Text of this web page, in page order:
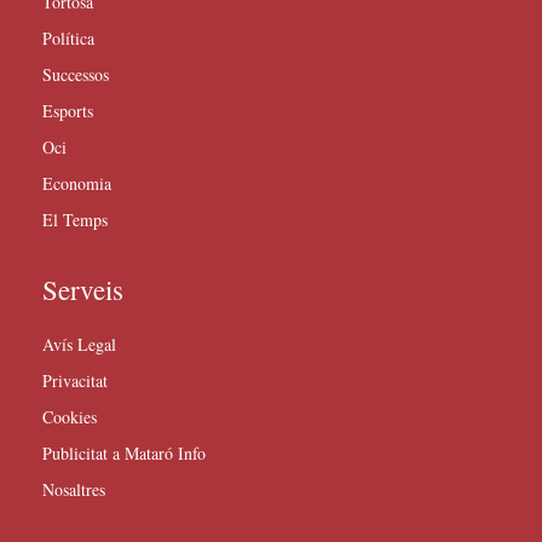
Política
Successos
Esports
Oci
Economia
El Temps
Serveis
Avís Legal
Privacitat
Cookies
Publicitat a Mataró Info
Nosaltres